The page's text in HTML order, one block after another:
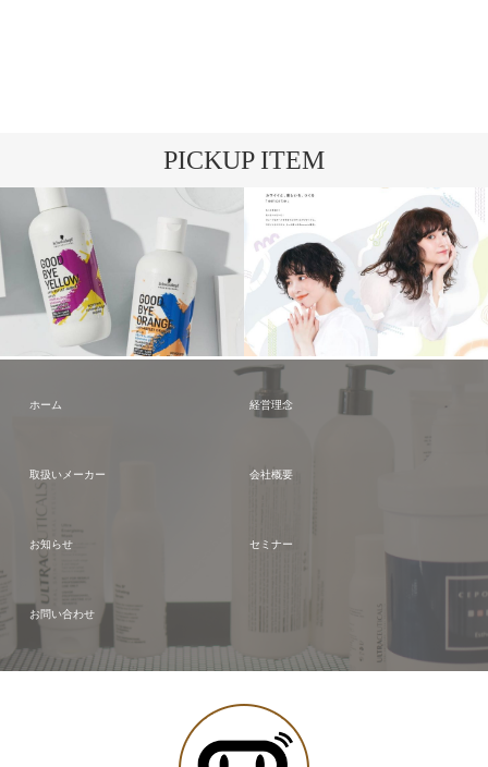
PICKUP ITEM
ホーム 経営理念
取扱いメーカー 会社概要
お知らせ セミナー
お問い合わせ